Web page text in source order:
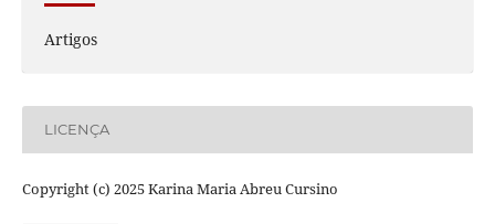
Artigos
LICENÇA
Copyright (c) 2025 Karina Maria Abreu Cursino